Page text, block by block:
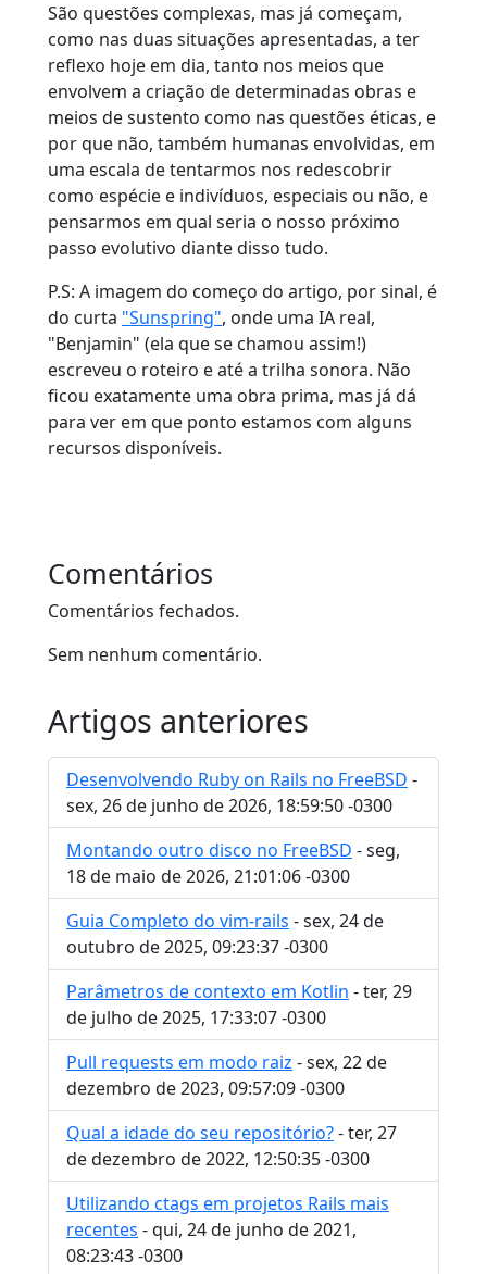
São questões complexas, mas já começam,
como nas duas situações apresentadas, a ter
reflexo hoje em dia, tanto nos meios que
envolvem a criação de determinadas obras e
meios de sustento como nas questões éticas, e
por que não, também humanas envolvidas, em
uma escala de tentarmos nos redescobrir
como espécie e indivíduos, especiais ou não, e
pensarmos em qual seria o nosso próximo
passo evolutivo diante disso tudo.
P.S: A imagem do começo do artigo, por sinal, é
do curta "Sunspring", onde uma IA real,
"Benjamin" (ela que se chamou assim!)
escreveu o roteiro e até a trilha sonora. Não
ficou exatamente uma obra prima, mas já dá
para ver em que ponto estamos com alguns
recursos disponíveis.
Comentários
Comentários fechados.
Sem nenhum comentário.
Artigos anteriores
Desenvolvendo Ruby on Rails no FreeBSD -
sex, 26 de junho de 2026, 18:59:50 -0300
Montando outro disco no FreeBSD - seg,
18 de maio de 2026, 21:01:06 -0300
Guia Completo do vim-rails - sex, 24 de
outubro de 2025, 09:23:37 -0300
Parâmetros de contexto em Kotlin - ter, 29
de julho de 2025, 17:33:07 -0300
Pull requests em modo raiz - sex, 22 de
dezembro de 2023, 09:57:09 -0300
Qual a idade do seu repositório?- ter, 27
de dezembro de 2022, 12:50:35 -0300
Utilizando ctags em projetos Rails mais
recentes - qui, 24 de junho de 2021,
08:23:43 -0300